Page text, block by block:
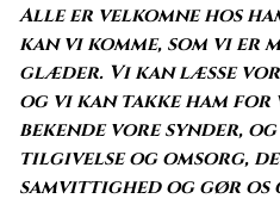
Alle er velkomne hos
kan vi komme, som vi er
glæder. Vi kan læsse
og vi kan takke ham
bekende vore synder,
tilgivelse og omsorg,
samvittighed og gør os